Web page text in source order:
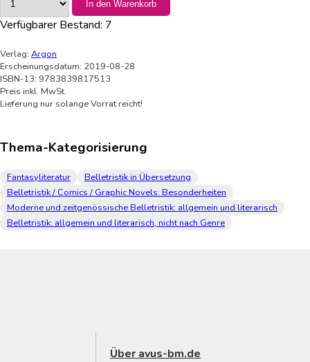
In den Warenkorb
Verfügbarer Bestand: 7
Verlag: Argon
Erscheinungsdatum: 2019-08-28
ISBN-13: 9783839817513
Preis inkl. MwSt.
Lieferung nur solange Vorrat reicht!
Thema-Kategorisierung
Fantasyliteratur
Belletristik in Übersetzung
Belletristik / Comics / Graphic Novels: Besonderheiten
Moderne und zeitgenössische Belletristik: allgemein und literarisch
Belletristik: allgemein und literarisch, nicht nach Genre
Über avus-bm.de